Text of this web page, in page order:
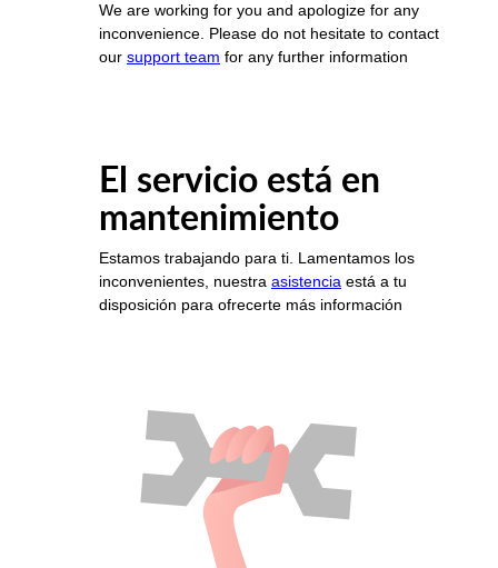
We are working for you and apologize for any
inconvenience. Please do not hesitate to contact
our support team for any further information
El servicio está en
mantenimiento
Estamos trabajando para ti. Lamentamos los
inconvenientes, nuestra asistencia está a tu
disposición para ofrecerte más información